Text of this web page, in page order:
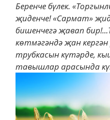
Беренче бүлек.
җиденче! «Сармат»
бишенчегә җавап
көтмәгәндә җан кергән
трубкасын күтәрде,
тавышлар арасында